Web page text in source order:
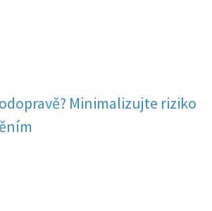
Minimalizujte riziko